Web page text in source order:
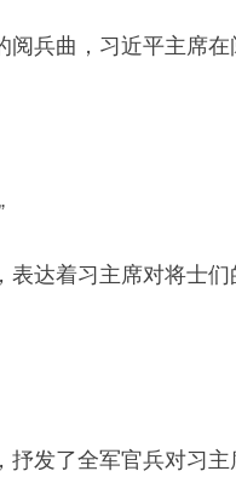
兵曲，习近平主席在
达着习主席对将士们
发了全军官兵对习主